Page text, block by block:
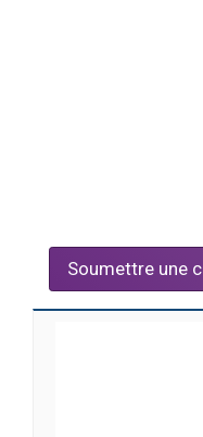
Soumettre une